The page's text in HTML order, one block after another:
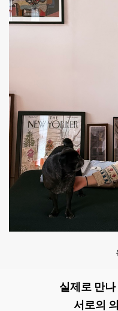
실제로 만
서로의